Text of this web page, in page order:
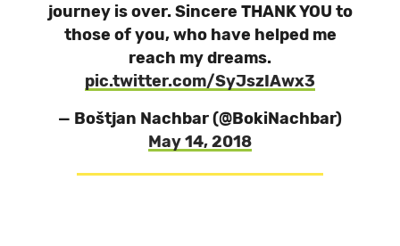
journey is over. Sincere THANK YOU to
those of you, who have helped me
reach my dreams.
pic.twitter.com/SyJszIAwx3
— Boštjan Nachbar (@BokiNachbar)
May 14, 2018